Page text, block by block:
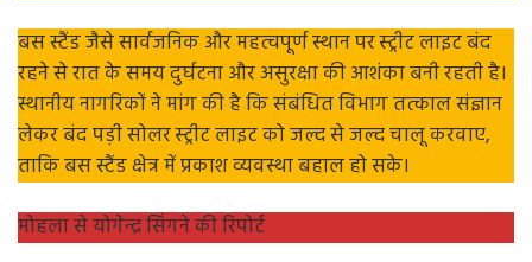
बस स्टैंड जैसे सार्वजनिक और महत्वपूर्ण स्थान पर स्ट्रीट लाइट बंद
रहने से रात के समय दुर्घटना और असुरक्षा की आशंका बनी रहती है।
स्थानीय नागरिकों ने मांग की है कि संबंधित विभाग तत्काल संज्ञान
लेकर बंद पड़ी सोलर स्ट्रीट लाइट को जल्द से जल्द चालू करवाए,
ताकि बस स्टैंड क्षेत्र में प्रकाश व्यवस्था बहाल हो सके।
मोहला से योगेन्द्र सिंगने की रिपोर्ट